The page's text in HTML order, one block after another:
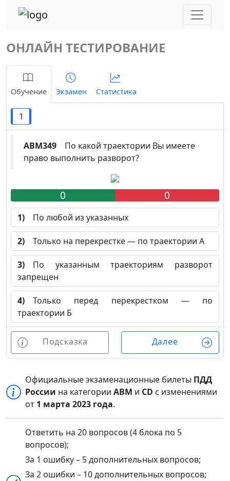
ОНЛАЙН ТЕСТИРОВАНИЕ
Обучение Экзамен Статистика
1
ABM349 По какой траектории Вы имеете
право выполнить разворот?
0 0
1) По любой из указанных
2) Только на перекрестке — по траектории А
3) По указанным траекториям разворот
запрещен
4) Только перед перекрестком — по
траектории Б
Подсказка Далее
Официальные экзаменационные билеты ПДД
России на категорииABM и CD с изменениями
от 1 марта 2023 года.
Ответить на 20 вопросов (4 блока по 5
вопросов);
За 1 ошибку – 5 дополнительных вопросов;
За 2 ошибки – 10 дополнительных вопросов;